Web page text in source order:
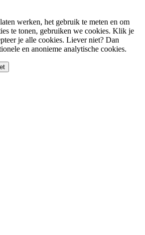
werken, het gebruik te meten en om
te tonen, gebruiken we cookies. Klik je
je alle cookies. Liever niet? Dan
en anonieme analytische cookies.